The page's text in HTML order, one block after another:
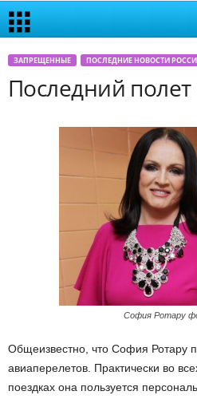
ЗАПРЕЩЕННЫЕ ПОСЛЕДНИЕ НОВОСТИ
Последний
София Ротару
Общеизвестно, что София Ротару
авиаперелетов. Практически во
поездках она пользуется